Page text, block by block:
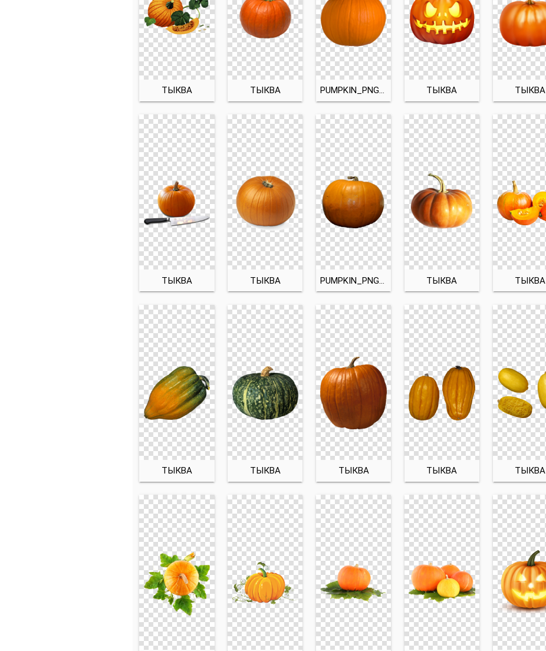
ТЫКВА ТЫКВА PUMPKIN_PNG9366 ТЫКВА ТЫКВА
ТЫКВА ТЫКВА ТЫКВА ТЫКВА
ТЫКВА ТЫКВА ТЫКВА ТЫКВА ТЫКВА